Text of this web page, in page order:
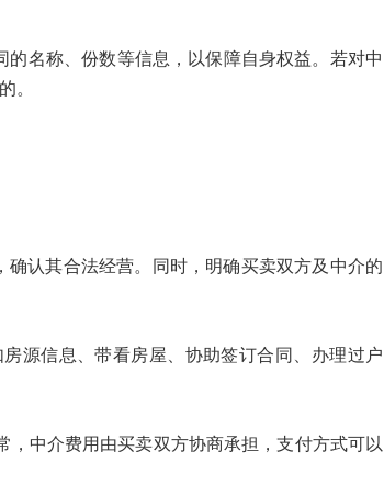
名称、份数等信息，以保障自身权益。若对中
。
认其合法经营。同时，明确买卖双方及中介的
信息、带看房屋、协助签订合同、办理过户
中介费用由买卖双方协商承担，支付方式可以